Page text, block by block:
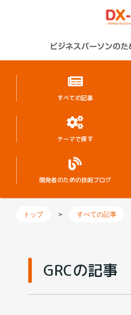
すべての記事
テーマで探す
開発者のための技術ブログ
トップ > すべての記事
GRCの記事